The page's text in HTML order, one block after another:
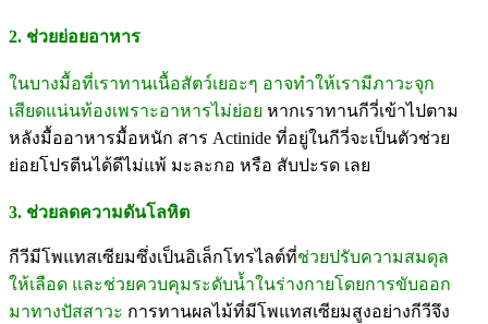
2. ช่วยย่อยอาหาร
ในบางมื้อที่เราทานเนื้อสัตว์เยอะๆ อาจทำให้เรามีภาวะจุก
เสียดแน่นท้องเพราะอาหารไม่ย่อย หากเราทานกีวี่เข้าไปตาม
หลังมื้ออาหารมื้อหนัก สาร Actinide ที่อยู่ในกีวี่จะเป็นตัวช่วย
ย่อยโปรตีนได้ดีไม่แพ้ มะละกอ หรือ สับปะรด เลย
3. ช่วยลดความดันโลหิต
กีวีมีโพแทสเซียมซึ่งเป็นอิเล็กโทรไลต์ที่ช่วยปรับความสมดุล
ให้เลือด และช่วยควบคุมระดับน้ำในร่างกายโดยการขับออก
มาทางปัสสาวะ การทานผลไม้ที่มีโพแทสเซียมสูงอย่างกีวีจึง